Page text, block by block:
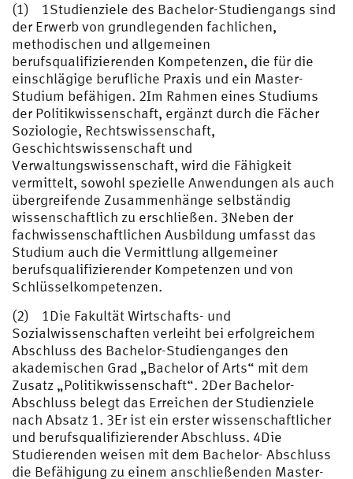
(1) 1Studienziele des Bachelor-Studiengangs sind
der Erwerb von grundlegenden fachlichen,
methodischen und allgemeinen
berufsqualifizierenden Kompetenzen, die für die
einschlägige berufliche Praxis und ein Master-
Studium befähigen. 2Im Rahmen eines Studiums
der Politikwissenschaft, ergänzt durch die Fächer
Soziologie, Rechtswissenschaft,
Geschichtswissenschaft und
Verwaltungswissenschaft, wird die Fähigkeit
vermittelt, sowohl spezielle Anwendungen als auch
übergreifende Zusammenhänge selbständig
wissenschaftlich zu erschließen. 3Neben der
fachwissenschaftlichen Ausbildung umfasst das
Studium auch die Vermittlung allgemeiner
berufsqualifizierender Kompetenzen und von
Schlüsselkompetenzen.
(2) 1Die Fakultät Wirtschafts- und
Sozialwissenschaften verleiht bei erfolgreichem
Abschluss des Bachelor-Studienganges den
akademischen Grad „Bachelor of Arts“ mit dem
Zusatz „Politikwissenschaft“. 2Der Bachelor-
Abschluss belegt das Erreichen der Studienziele
nach Absatz 1. 3Er ist ein erster wissenschaftlicher
und berufsqualifizierender Abschluss. 4Die
Studierenden weisen mit dem Bachelor- Abschluss
die Befähigung zu einem anschließenden Master-